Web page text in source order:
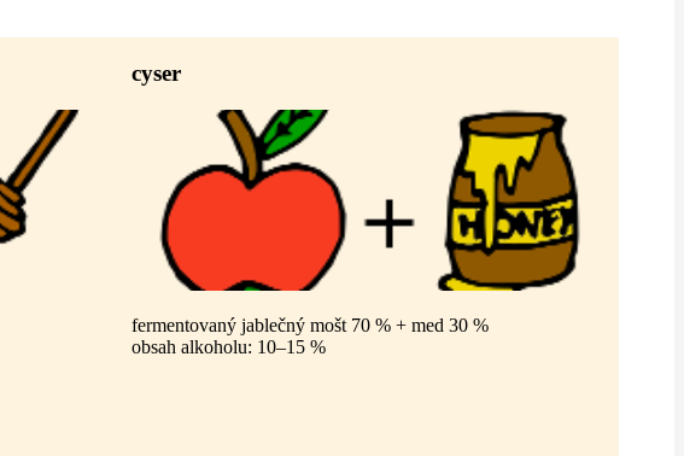
cyser
fermentovaný jablečný mošt 70 % + med 30 %
obsah alkoholu: 10–15 %